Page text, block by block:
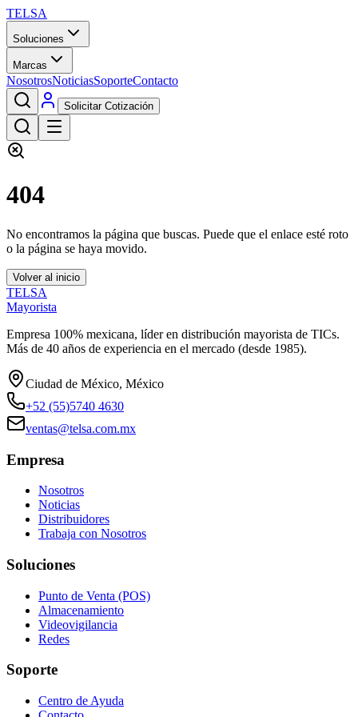
TELSA
Soluciones
Marcas
NosotrosNoticiasSoporteContacto
Solicitar Cotización
404
No encontramos la página que buscas. Puede que el enlace esté roto
o la página se haya movido.
Volver al inicio
TELSA
Mayorista
Empresa 100% mexicana, líder en distribución mayorista de TICs.
Más de 40 años de experiencia en el mercado (desde 1985).
Ciudad de México, México
+52 (55)5740 4630
ventas@telsa.com.mx
Empresa
Nosotros
Noticias
Distribuidores
Trabaja con Nosotros
Soluciones
Punto de Venta (POS)
Almacenamiento
Videovigilancia
Redes
Soporte
Centro de Ayuda